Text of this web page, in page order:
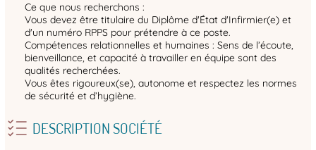
Ce que nous recherchons :
Vous devez être titulaire du Diplôme d'État d'Infirmier(e) et
d'un numéro RPPS pour prétendre à ce poste.
Compétences relationnelles et humaines : Sens de l’écoute,
bienveillance, et capacité à travailler en équipe sont des
qualités recherchées.
Vous êtes rigoureux(se), autonome et respectez les normes
de sécurité et d’hygiène.
DESCRIPTION SOCIÉTÉ